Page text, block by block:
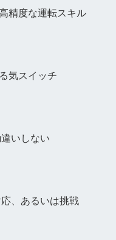
精度な運転スキル
気スイッチ
いしない
対応、あるいは挑戦